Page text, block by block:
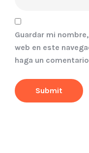
Guardar mi
web en este
haga un